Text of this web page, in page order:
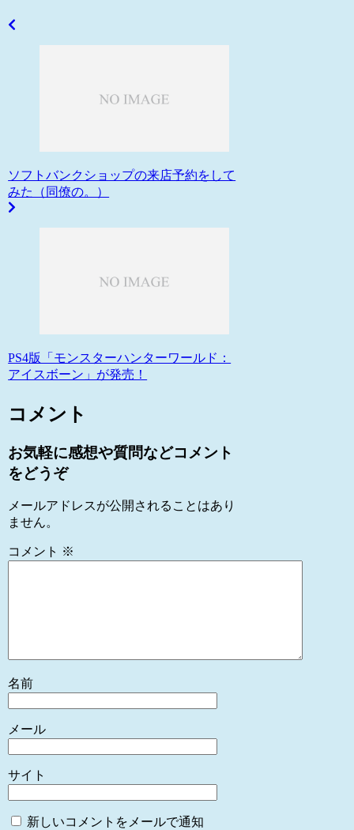
ソフトバンクショップの来店予約をして
みた（同僚の。）
PS4版「モンスターハンターワールド：
アイスボーン」が発売！
コメント
お気軽に感想や質問などコメント
をどうぞ
メールアドレスが公開されることはあり
ません。
コメント ※
名前
メール
サイト
新しいコメントをメールで通知